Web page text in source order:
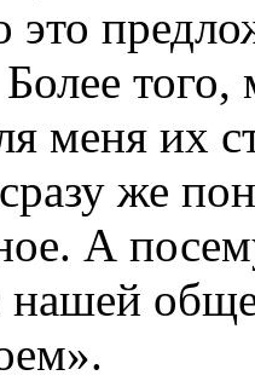
это
Более
меня их
же
А